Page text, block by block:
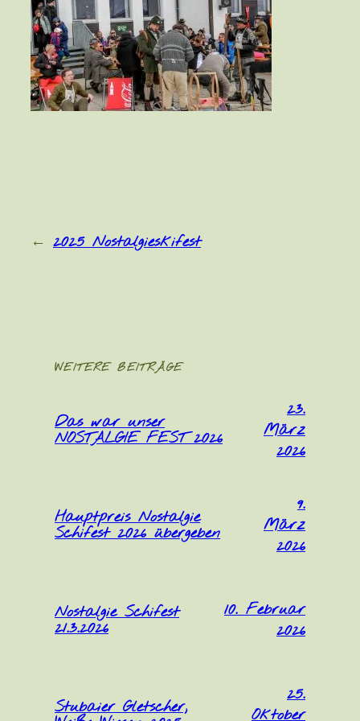
← 2025 Nostalgieskifest
WEITERE BEITRÄGE
Das war unser
NOSTALGIE FEST 2026
23.
März
2026
Hauptpreis Nostalgie
Schifest 2026 übergeben
9.
März
2026
Nostalgie Schifest
21.3.2026
10. Februar
2026
Stubaier Gletscher,
25.
Oktober